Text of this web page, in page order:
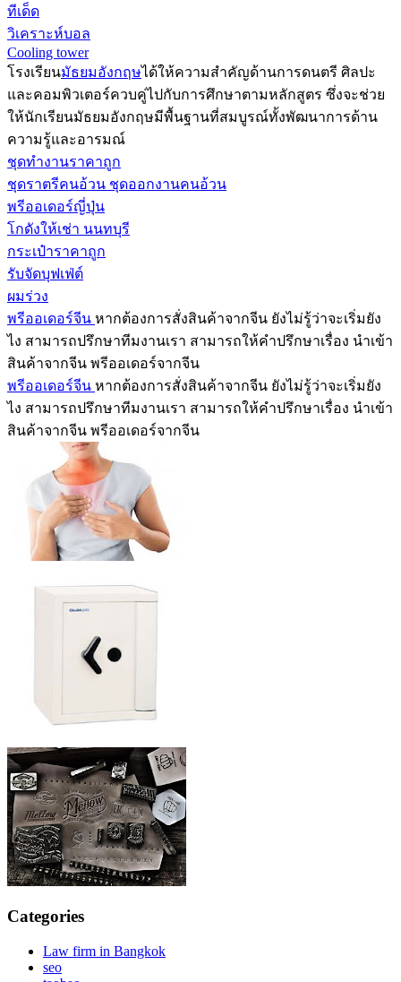
ทีเด็ด
วิเคราะห์บอล
Cooling tower
โรงเรียนมัธยมอังกฤษได้ให้ความสำคัญด้านการดนตรี ศิลปะ
และคอมพิวเตอร์ควบคู่ไปกับการศึกษาตามหลักสูตร ซึ่งจะช่วย
ให้นักเรียนมัธยมอังกฤษมีพื้นฐานที่สมบูรณ์ทั้งพัฒนาการด้าน
ความรู้และอารมณ์
ชุดทำงานราคาถูก
ชุดราตรีคนอ้วน ชุดออกงานคนอ้วน
พรีออเดอร์ญี่ปุ่น
โกดังให้เช่า นนทบุรี
กระเป๋าราคาถูก
รับจัดบุฟเฟ่ต์
ผมร่วง
พรีออเดอร์จีน หากต้องการสั่งสินค้าจากจีน ยังไม่รู้ว่าจะเริ่มยัง
ไง สามารถปรึกษาทีมงานเรา สามารถให้คำปรึกษาเรื่อง นำเข้า
สินค้าจากจีน พรีออเดอร์จากจีน
พรีออเดอร์จีน หากต้องการสั่งสินค้าจากจีน ยังไม่รู้ว่าจะเริ่มยัง
ไง สามารถปรึกษาทีมงานเรา สามารถให้คำปรึกษาเรื่อง นำเข้า
สินค้าจากจีน พรีออเดอร์จากจีน
Categories
Law firm in Bangkok
seo